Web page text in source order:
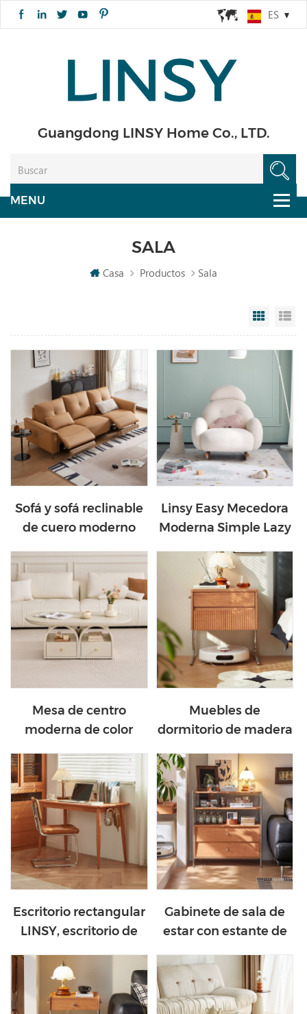
ES
Guangdong LINSY Home Co., LTD.
SALA
Casa Productos Sala
Grid
Sofá y sofá reclinable
de cuero moderno
Linsy Easy Mecedora
Moderna Simple Lazy
Mesa de centro
moderna de color
SV2L-A
Muebles de
dormitorio de madera
noche pequeña con
cajones KQ2B-A
Escritorio rectangular
LINSY, escritorio de
KQ1V-A
Gabinete de sala de
estar con estante de
madera con cajones
KQ1P-A